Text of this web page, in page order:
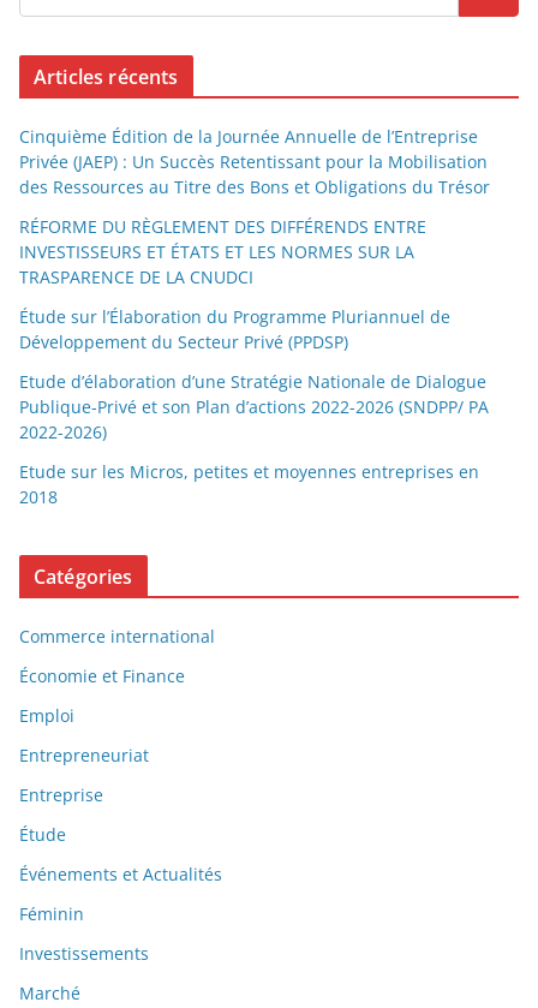
Articles récents
Cinquième Édition de la Journée Annuelle de l’Entreprise
Privée (JAEP) : Un Succès Retentissant pour la Mobilisation
des Ressources au Titre des Bons et Obligations du Trésor
RÉFORME DU RÈGLEMENT DES DIFFÉRENDS ENTRE
INVESTISSEURS ET ÉTATS ET LES NORMES SUR LA
TRASPARENCE DE LA CNUDCI
Étude sur l’Élaboration du Programme Pluriannuel de
Développement du Secteur Privé (PPDSP)
Etude d’élaboration d’une Stratégie Nationale de Dialogue
Publique-Privé et son Plan d’actions 2022-2026 (SNDPP/ PA
2022-2026)
Etude sur les Micros, petites et moyennes entreprises en
2018
Catégories
Commerce international
Économie et Finance
Emploi
Entrepreneuriat
Entreprise
Étude
Événements et Actualités
Féminin
Investissements
Marché